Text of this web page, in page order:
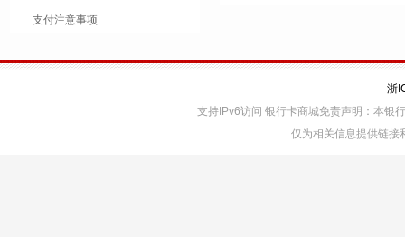
支付注意事项
浙
支持IPv6访问 银行卡商城免责声明：本银
仅为相关信息提供链接